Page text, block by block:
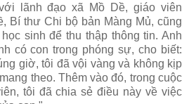
lãnh đạo xã Mồ Dề, giáo viên
Bí thư Chi bộ bản Màng Mủ, cũng
sinh để thu thập thông tin. Anh
có con trong phóng sự, cho biết:
giờ, tôi đã vội vàng và không kịp
theo. Thêm vào đó, trong cuộc
tôi đã chia sẻ điều này về việc